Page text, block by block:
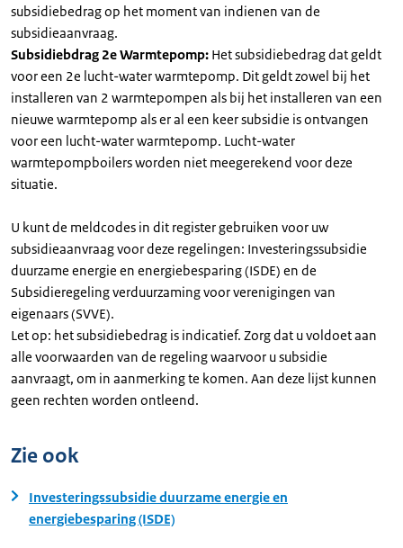
subsidiebedrag op het moment van indienen van de
subsidieaanvraag.
Subsidiebdrag 2e Warmtepomp: Het subsidiebedrag dat geldt
voor een 2e lucht-water warmtepomp. Dit geldt zowel bij het
installeren van 2 warmtepompen als bij het installeren van een
nieuwe warmtepomp als er al een keer subsidie is ontvangen
voor een lucht-water warmtepomp. Lucht-water
warmtepompboilers worden niet meegerekend voor deze
situatie.
U kunt de meldcodes in dit register gebruiken voor uw
subsidieaanvraag voor deze regelingen: Investeringssubsidie
duurzame energie en energiebesparing (ISDE) en de
Subsidieregeling verduurzaming voor verenigingen van
eigenaars (SVVE).
Let op: het subsidiebedrag is indicatief. Zorg dat u voldoet aan
alle voorwaarden van de regeling waarvoor u subsidie
aanvraagt, om in aanmerking te komen. Aan deze lijst kunnen
geen rechten worden ontleend.
Zie ook
Investeringssubsidie duurzame energie en
energiebesparing (ISDE)